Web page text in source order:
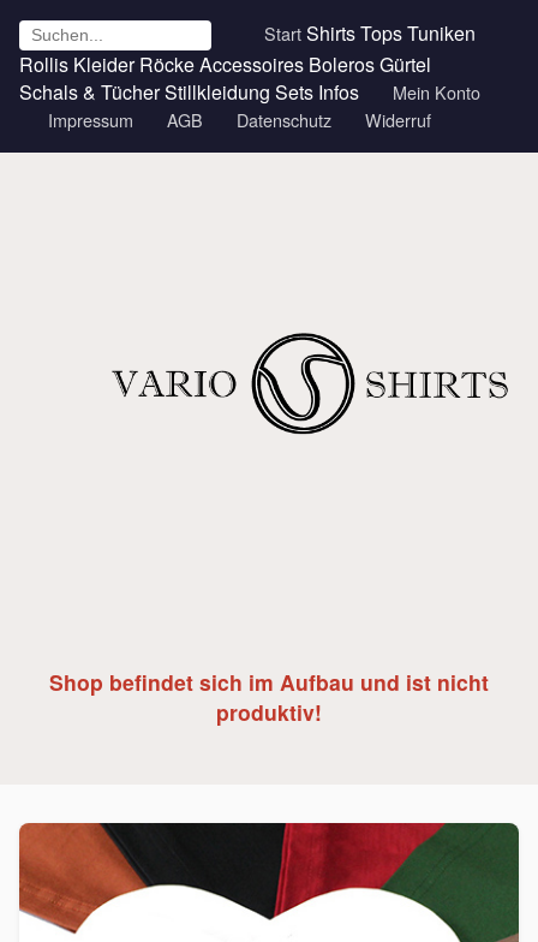
StartShirtsTopsTuniken
Rollis Kleider RöckeAccessoires BolerosGürtel
Schals & TücherStillkleidung Sets Infos
Mein Konto
Impressum
AGB Datenschutz Widerruf
Shop befindet sich im Aufbau und ist nicht
produktiv!